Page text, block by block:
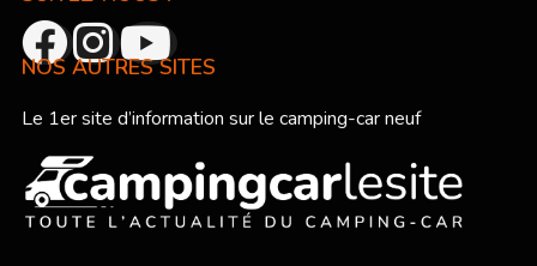
NOS AUTRES SITES
Le 1er site d’information sur le camping-car neuf